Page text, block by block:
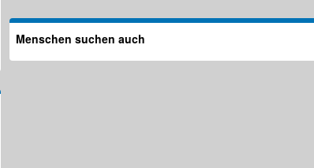
Menschen suchen auch